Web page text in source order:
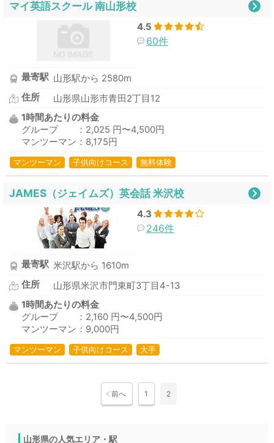
マイ英語スクール 南山形校
4.5
60件
最寄駅 山形駅から 2580m
住所
山形県山形市青田2丁目12
1時間あたりの料金
グループ ：2,025 円〜4,500円
マンツーマン：8,175円
マンツーマン 子供向けコース 無料体験
JAMES（ジェイムズ）英会話 米沢校
4.3
246件
最寄駅 米沢駅から 1610m
住所
山形県米沢市門東町3丁目4-13
1時間あたりの料金
グループ ：2,160 円〜4,500円
マンツーマン：9,000円
マンツーマン 子供向けコース 大手
前へ 1 2
山形県の人気エリア・駅